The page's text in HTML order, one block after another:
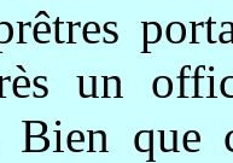
un
Bien